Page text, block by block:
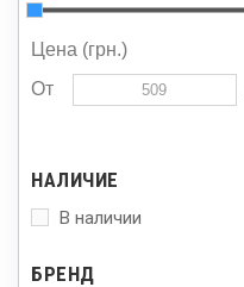
Цена (грн.)
От
НАЛИЧИЕ
В наличии
БРЕНД